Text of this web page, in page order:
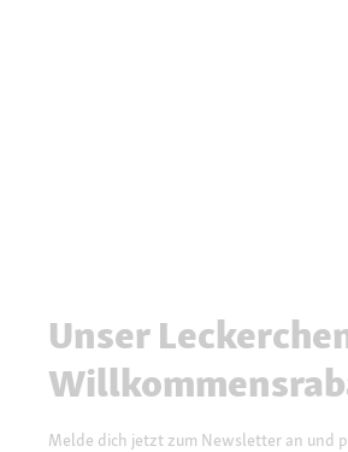
Unser
Melde dich jetzt zum Newsletter an und